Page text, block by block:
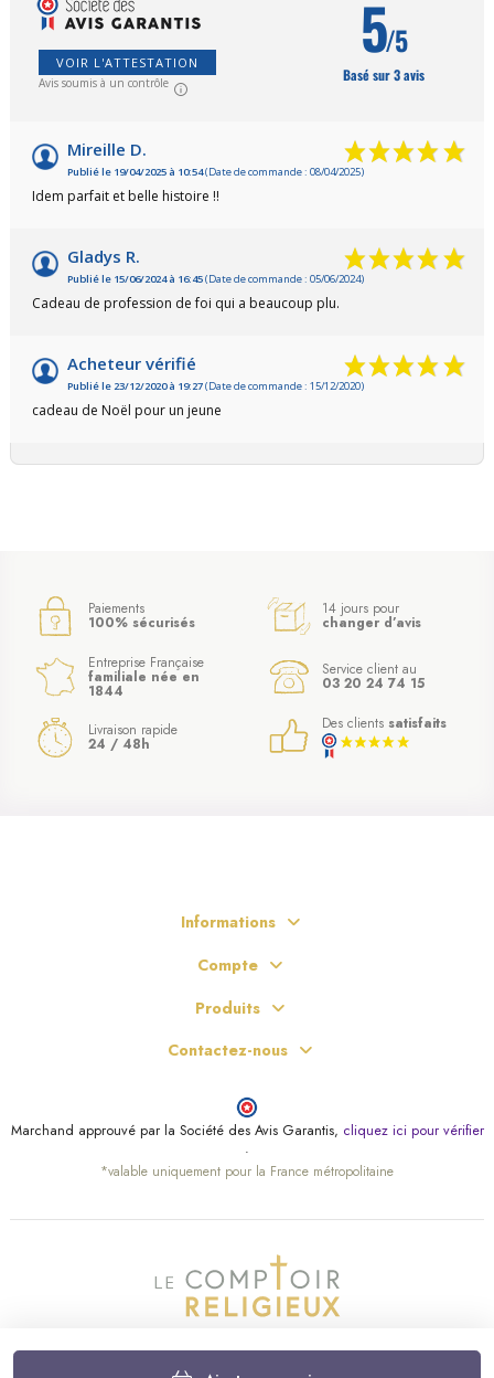
VOIR L'ATTESTATION
Avis soumis à un contrôle
5/5
Basé sur 3 avis
Mireille D.
Publié le 19/04/2025 à 10:54(Date de commande : 08/04/2025)
Idem parfait et belle histoire !!
Gladys R.
Publié le 15/06/2024 à 16:45(Date de commande : 05/06/2024)
Cadeau de profession de foi qui a beaucoup plu.
Acheteur vérifié
Publié le 23/12/2020 à 19:27(Date de commande : 15/12/2020)
cadeau de Noël pour un jeune
Paiements
100% sécurisés
14 jours pour
changer d’avis
Entreprise Française
familiale née en
1844
Service client au
03 20 24 74 15
Livraison rapide
24 / 48h
Des clients satisfaits
Informations
Compte
Produits
Contactez-nous
Marchand approuvé par la Société des Avis Garantis, cliquez ici pour vérifier
.
*valable uniquement pour la France métropolitaine